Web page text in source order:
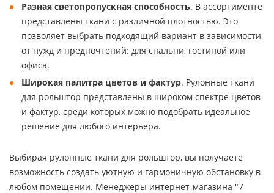
Разная светопропускная способность. В ассортименте
представлены ткани с различной плотностью. Это
позволяет выбрать подходящий вариант в зависимости
от нужд и предпочтений: для спальни, гостиной или
офиса.
Широкая палитра цветов и фактур. Рулонные ткани
для рольштор представлены в широком спектре цветов
и фактур, среди которых можно подобрать идеальное
решение для любого интерьера.
Выбирая рулонные ткани для рольштор, вы получаете
возможность создать уютную и гармоничную обстановку в
любом помещении. Менеджеры интернет-магазина "7